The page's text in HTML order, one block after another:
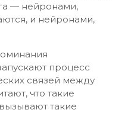
— нейронами,
и нейронами,
процесс
связей между
что такие
такие